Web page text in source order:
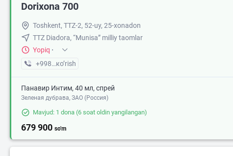
Dorixona 700
Toshkent, TTZ-2, 52-uy, 25-xonadon
TTZ Diadora, “Munisa” milliy taomlar
Yopiq ·
+998 (50) XXX-XX-XX
кo’rish
Панавир Интим, 40 мл, спрей
Зеленая дубрава, ЗАО (Россия)
Mavjud: 1 dona (6 soat oldin yangilangan)
679 900 so'm